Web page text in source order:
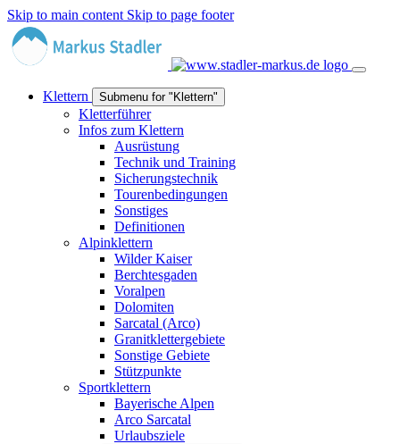
Skip to main content Skip to page footer
Klettern Submenu for "Klettern"
Kletterführer
Infos zum Klettern
Ausrüstung
Technik und Training
Sicherungstechnik
Tourenbedingungen
Sonstiges
Definitionen
Alpinklettern
Wilder Kaiser
Berchtesgaden
Voralpen
Dolomiten
Sarcatal (Arco)
Granitklettergebiete
Sonstige Gebiete
Stützpunkte
Sportklettern
Bayerische Alpen
Arco Sarcatal
Urlaubsziele